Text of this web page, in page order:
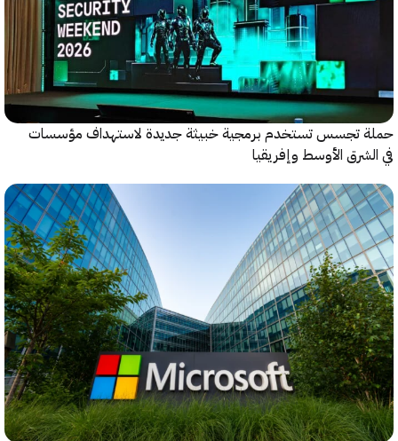
تجسس تستخدم برمجية خبيثة جديدة لاستهداف مؤسسات
الأوسط وإفريقيا